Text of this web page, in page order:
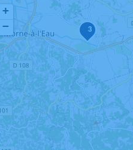
3
+
−